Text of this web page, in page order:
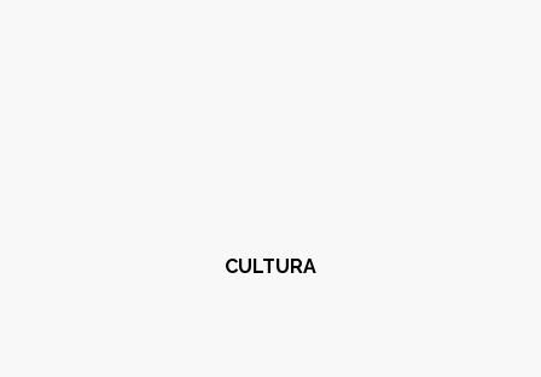
CULTURA